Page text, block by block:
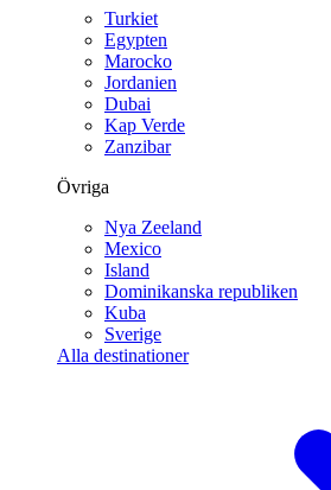
Turkiet
Egypten
Marocko
Jordanien
Dubai
Kap Verde
Zanzibar
Övriga
Nya Zeeland
Mexico
Island
Dominikanska republiken
Kuba
Sverige
Alla destinationer